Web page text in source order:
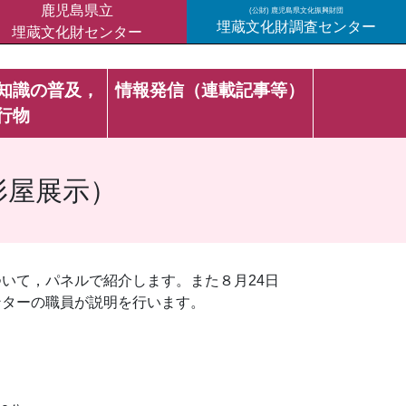
鹿児島県立
埋蔵文化財センター
(公財) 鹿児島県文化振興財団
埋蔵文化財調査センター
識の普及，
物
情報発信（連載記事等）
展示）
て，パネルで紹介します。また８月24日
ーの職員が説明を行います。